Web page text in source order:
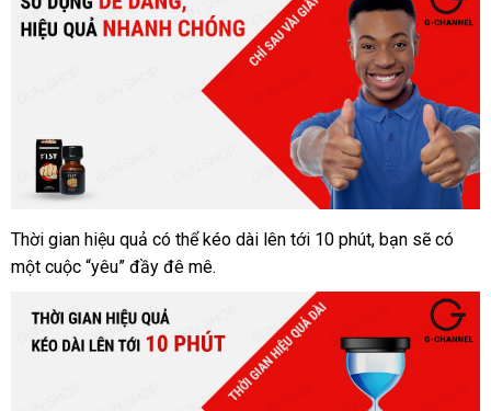
Thời gian hiệu quả có thể kéo dài lên tới 10 phút, bạn sẽ có
một cuộc “yêu” đầy đê mê.